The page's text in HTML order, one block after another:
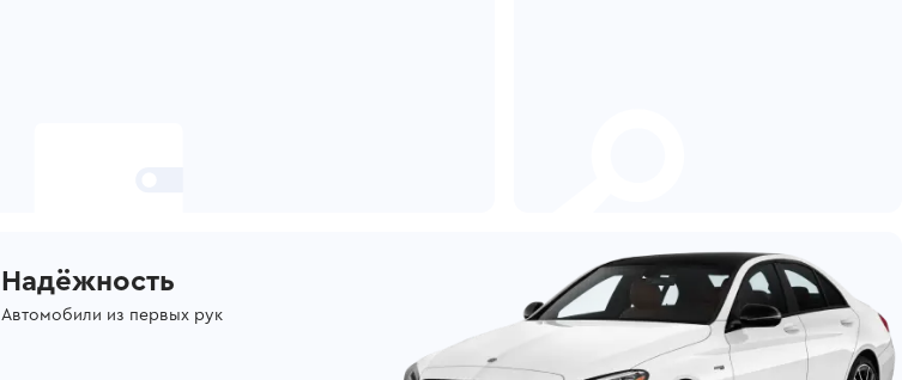
Надёжность
Автомобили из первых рук